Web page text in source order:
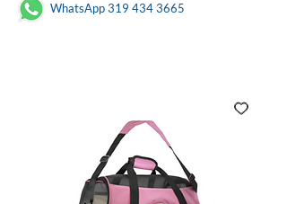
WhatsApp 319 434 3665